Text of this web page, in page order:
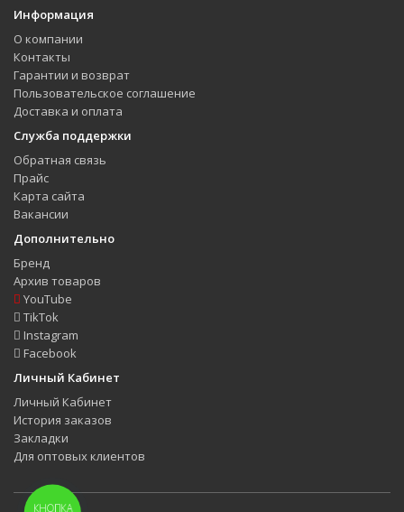
Информация
О компании
Контакты
Гарантии и возврат
Пользовательское соглашение
Доставка и оплата
Служба поддержки
Обратная связь
Прайс
Карта сайта
Вакансии
Дополнительно
Бренд
Архив товаров
YouTube
TikTok
Instagram
Facebook
Личный Кабинет
Личный Кабинет
История заказов
Закладки
Для оптовых клиентов
КНОПКА